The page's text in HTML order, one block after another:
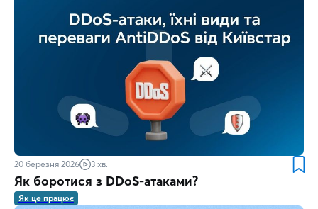
20 березня 2026 3 хв.
Як боротися з DDoS-атаками?
Як це працює